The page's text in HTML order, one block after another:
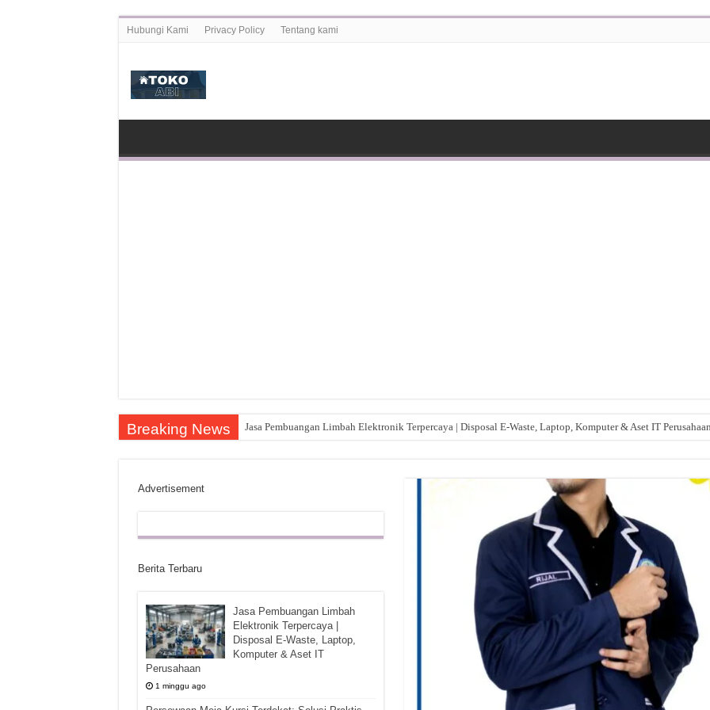
Hubungi Kami Privacy Policy Tentang kami
Breaking News Jasa Pembuangan Limbah Elektronik Terpercaya | Disposal E-Waste, Laptop, Komputer & Aset IT
Advertisement
Berita Terbaru
Jasa Pembuangan Limbah
Elektronik Terpercaya |
Disposal E-Waste, Laptop,
Komputer & Aset IT
Perusahaan
1 minggu ago